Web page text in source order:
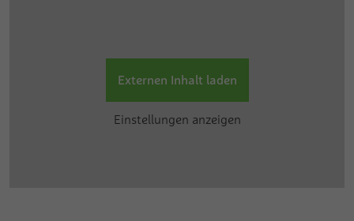
Externen Inhalt laden
Einstellungen anzeigen